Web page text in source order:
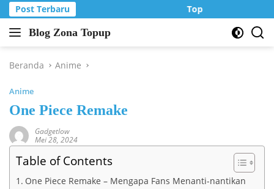
Langsung
ke
konten
Post Terbaru Top Up Murah di
Blog Zona Topup
Tips
Trik
game
online
Beranda Anime
Anime
One Piece Remake
Gadgetlow
Mei 28, 2024
Table of Contents
One Piece Remake – Mengapa Fans Menanti-nantikan